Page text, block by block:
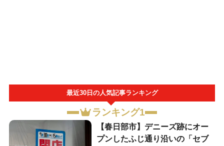
最近30日の人気記事ランキング
ランキング1
【春日部市】デニーズ跡にオー
プンしたふじ通り沿いの「セブ